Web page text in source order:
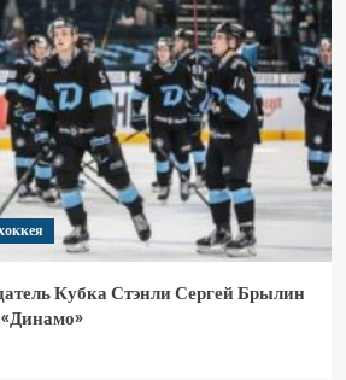
Кубка Стэнли Сергей Брылин